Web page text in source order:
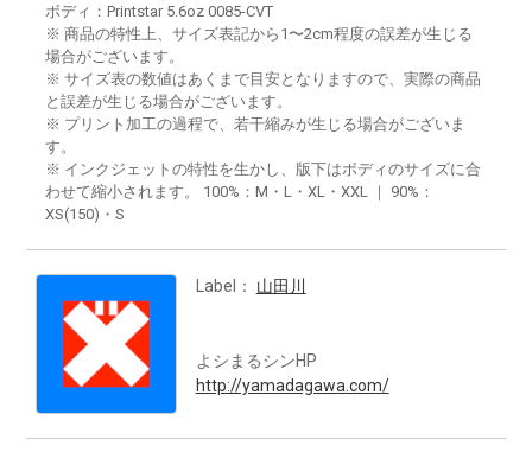
ボディ：Printstar 5.6oz 0085-CVT
※ 商品の特性上、サイズ表記から1〜2cm程度の誤差が生じる
場合がございます。
※ サイズ表の数値はあくまで目安となりますので、実際の商品
と誤差が生じる場合がございます。
※ プリント加工の過程で、若干縮みが生じる場合がございま
す。
※ インクジェットの特性を生かし、版下はボディのサイズに合
わせて縮小されます。 100%：M・L・XL・XXL ｜ 90%：
XS(150)・S
Label： 山田川
よシまるシンHP
http://yamadagawa.com/